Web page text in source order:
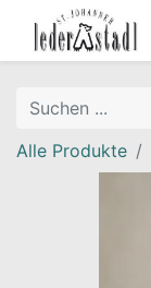
Alle Produkte